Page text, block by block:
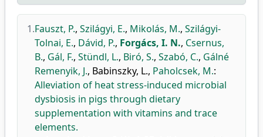
1.Fauszt, P., Szilágyi, E., Mikolás, M., Szilágyi-
Tolnai, E., Dávid, P., Forgács, I. N., Csernus,
B., Gál, F., Stündl, L., Biró, S., Szabó, C., Gálné
Remenyik, J., Babinszky, L., Paholcsek, M.:
Alleviation of heat stress-induced microbial
dysbiosis in pigs through dietary
supplementation with vitamins and trace
elements.